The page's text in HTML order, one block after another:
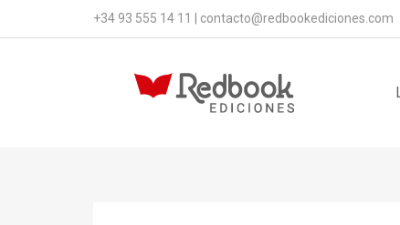
+34 93 555 14 11 contacto@redbookediciones.com